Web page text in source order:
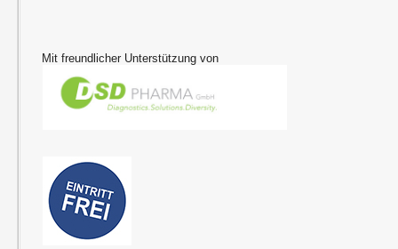
Mit freundlicher Unterstützung von